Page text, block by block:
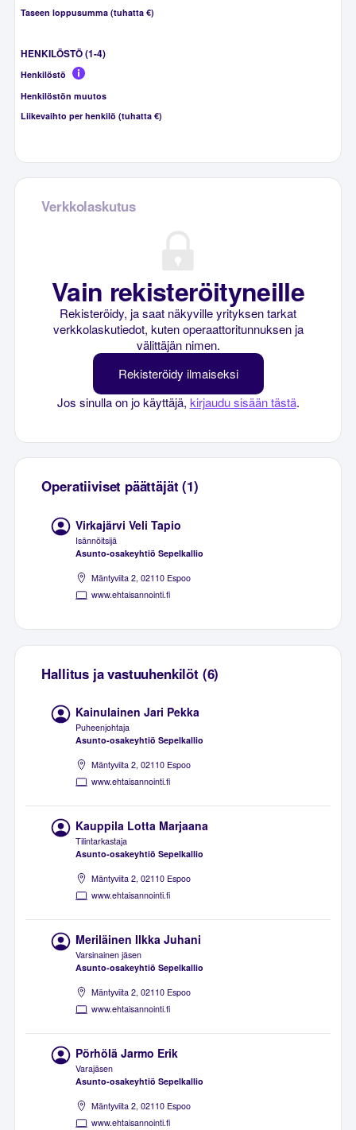
Taseen loppusumma (tuhatta €)
HENKILÖSTÖ (1-4)
Henkilöstö
Henkilöstön muutos
Liikevaihto per henkilö (tuhatta €)
Verkkolaskutus
Vain rekisteröityneille
Rekisteröidy, ja saat näkyville yrityksen tarkat
verkkolaskutiedot, kuten operaattoritunnuksen ja
välittäjän nimen.
Rekisteröidy ilmaiseksi
Jos sinulla on jo käyttäjä, kirjaudu sisään tästä.
Operatiiviset päättäjät (1)
Virkajärvi Veli Tapio
Isännöitsijä
Asunto-osakeyhtiö Sepelkallio
Mäntyviita 2, 02110 Espoo
www.ehtaisannointi.fi
Hallitus ja vastuuhenkilöt (6)
Kainulainen Jari Pekka
Puheenjohtaja
Asunto-osakeyhtiö Sepelkallio
Mäntyviita 2, 02110 Espoo
www.ehtaisannointi.fi
Kauppila Lotta Marjaana
Tilintarkastaja
Asunto-osakeyhtiö Sepelkallio
Mäntyviita 2, 02110 Espoo
www.ehtaisannointi.fi
Meriläinen Ilkka Juhani
Varsinainen jäsen
Asunto-osakeyhtiö Sepelkallio
Mäntyviita 2, 02110 Espoo
www.ehtaisannointi.fi
Pörhölä Jarmo Erik
Varajäsen
Asunto-osakeyhtiö Sepelkallio
Mäntyviita 2, 02110 Espoo
www.ehtaisannointi.fi